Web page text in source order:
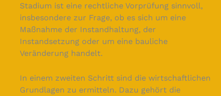
Stadium ist eine rechtliche Vorprüfung sinnvoll,
insbesondere zur Frage, ob es sich um eine
Maßnahme der Instandhaltung, der
Instandsetzung oder um eine bauliche
Veränderung handelt.
In einem zweiten Schritt sind die wirtschaftlichen
Grundlagen zu ermitteln. Dazu gehört die